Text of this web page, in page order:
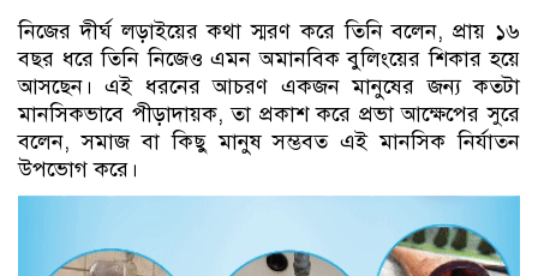
নিজের দীর্ঘ লড়াইয়ের কথা স্মরণ করে তিনি বলেন, প্রায় ১৬
বছর ধরে তিনি নিজেও এমন অমানবিক বুলিংয়ের শিকার হয়ে
আসছেন। এই ধরনের আচরণ একজন মানুষের জন্য কতটা
মানসিকভাবে পীড়াদায়ক, তা প্রকাশ করে প্রভা আক্ষেপের সুরে
বলেন, সমাজ বা কিছু মানুষ সম্ভবত এই মানসিক নির্যাতন
উপভোগ করে।